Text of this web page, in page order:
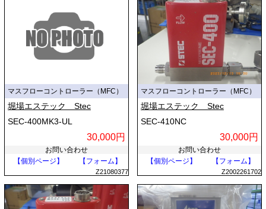
マスフローコントローラー（MFC）
堀場エステック Stec
SEC-400MK3-UL
30,000円
お問い合わせ
【個別ページ】
【フォーム】
Z21080377
マスフローコントローラー（MFC）
堀場エステック Stec
SEC-410NC
30,000円
お問い合わせ
【個別ページ】
【フォーム】
Z2002261702